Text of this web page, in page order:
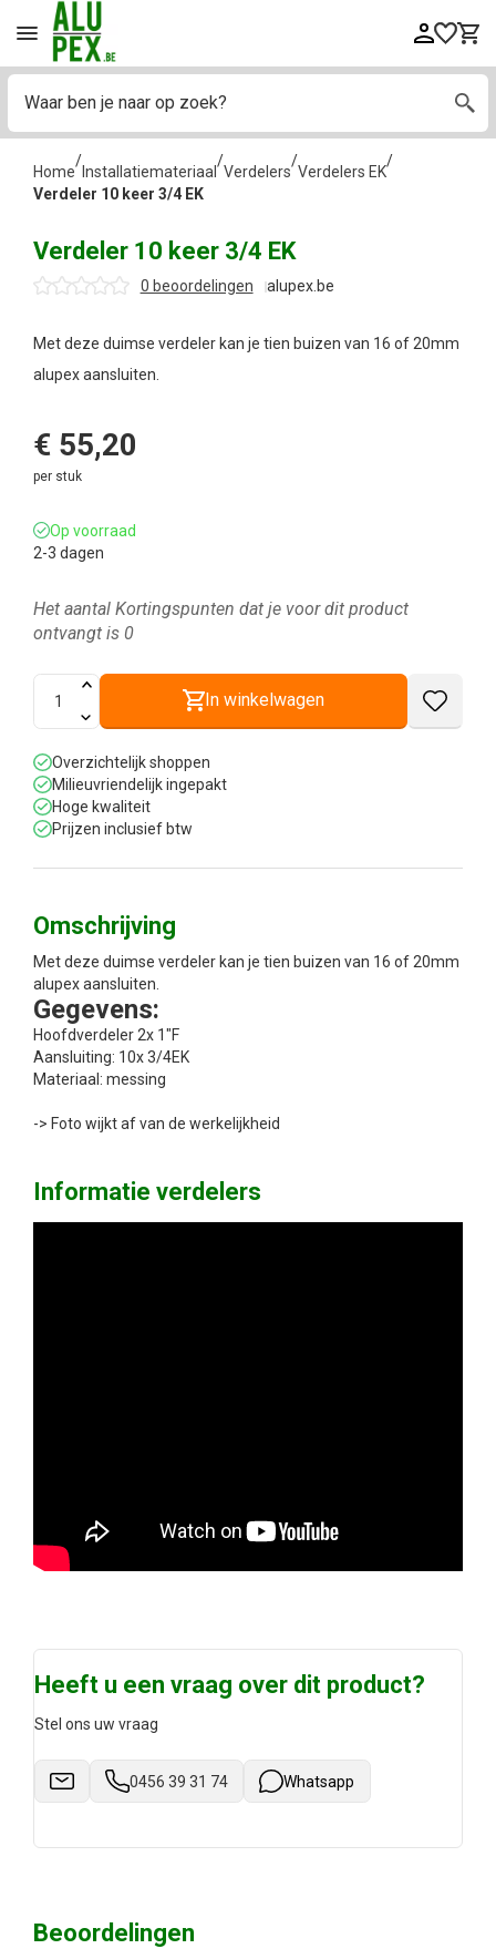
Home
/
Installatiemateriaal
/
Verdelers
/
Verdelers EK
/
Verdeler 10 keer 3/4 EK
Verdeler 10 keer 3/4 EK
0 beoordelingen alupex.be
Met deze duimse verdeler kan je tien buizen van 16 of 20mm
alupex aansluiten.
€ 55,20
per stuk
Op voorraad
2-3 dagen
Het aantal Kortingspunten dat je voor dit product
ontvangt is 0
In winkelwagen
Overzichtelijk shoppen
Milieuvriendelijk ingepakt
Hoge kwaliteit
Prijzen inclusief btw
Omschrijving
Met deze duimse verdeler kan je tien buizen van 16 of 20mm
alupex aansluiten.
Gegevens:
Hoofdverdeler 2x 1"F
Aansluiting: 10x 3/4EK
Materiaal: messing
-> Foto wijkt af van de werkelijkheid
Informatie verdelers
Heeft u een vraag over dit product?
Stel ons uw vraag
0456 39 31 74 Whatsapp
Beoordelingen